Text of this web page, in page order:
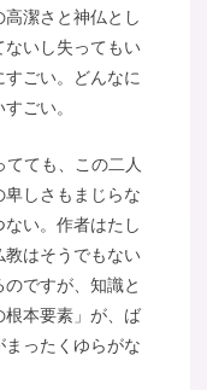
潔さと神仏とし
ないし失ってもい
ごい。どんなに
ごい。
ても、この二人
しさもまじらな
い。作者はたし
教はそうでもない
ですが、知識と
根本要素」が、ば
ったくゆらがな